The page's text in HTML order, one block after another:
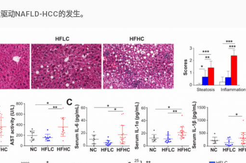
动NAFLD-HCC的发生。